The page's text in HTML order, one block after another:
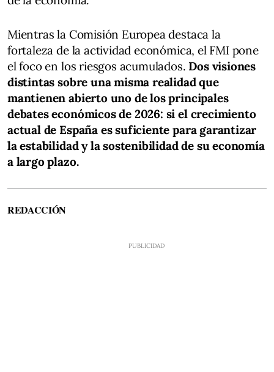
Mientras la Comisión Europea destaca la
fortaleza de la actividad económica, el FMI pone
el foco en los riesgos acumulados. Dos visiones
distintas sobre una misma realidad que
mantienen abierto uno de los principales
debates económicos de 2026: si el crecimiento
actual de España es suficiente para garantizar
la estabilidad y la sostenibilidad de su economía
a largo plazo.
REDACCIÓN